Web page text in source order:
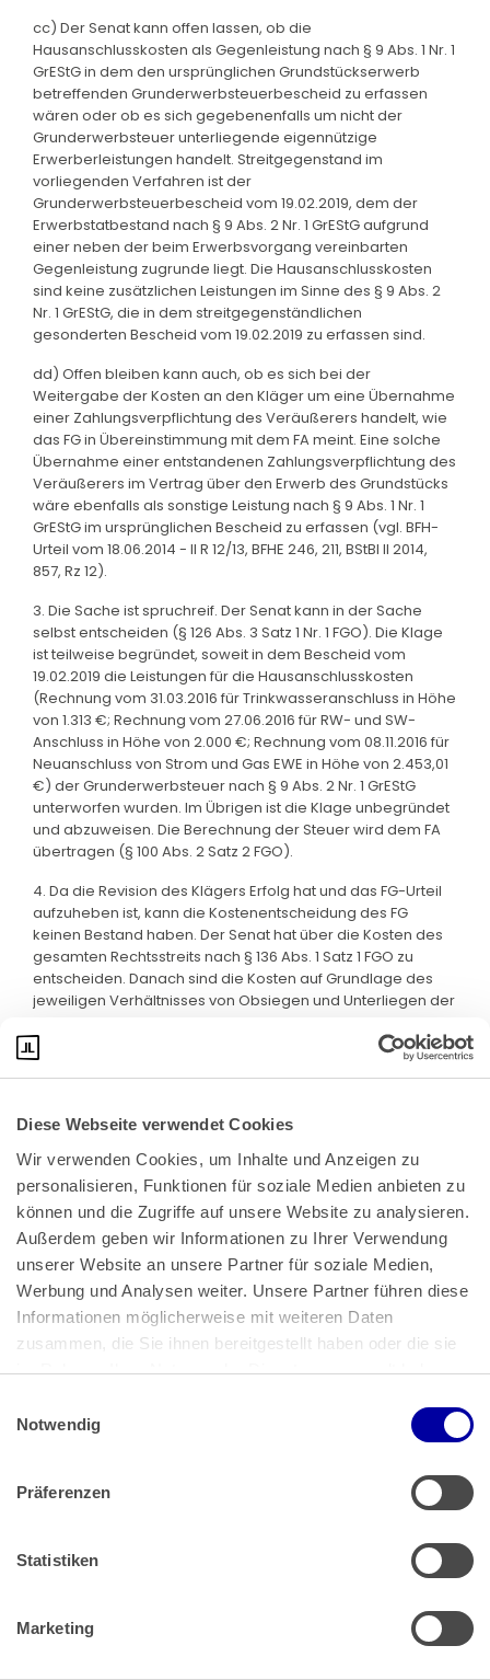
Diese Webseite verwendet Cookies
Wir verwenden Cookies, um Inhalte und Anzeigen zu
personalisieren, Funktionen für soziale Medien anbieten zu
können und die Zugriffe auf unsere Website zu analysieren.
Außerdem geben wir Informationen zu Ihrer Verwendung
unserer Website an unsere Partner für soziale Medien,
Werbung und Analysen weiter. Unsere Partner führen diese
Informationen möglicherweise mit weiteren Daten
zusammen, die Sie ihnen bereitgestellt haben oder die sie
im Rahmen Ihrer Nutzung der Dienste gesammelt haben.
Impressum
Notwendig
Präferenzen
Statistiken
Marketing
cc) Der Senat kann offen lassen, ob die
Hausanschlusskosten als Gegenleistung nach § 9 Abs. 1 Nr. 1
GrEStG in dem den ursprünglichen Grundstückserwerb
betreffenden Grunderwerbsteuerbescheid zu erfassen
wären oder ob es sich gegebenenfalls um nicht der
Grunderwerbsteuer unterliegende eigennützige
Erwerberleistungen handelt. Streitgegenstand im
vorliegenden Verfahren ist der
Grunderwerbsteuerbescheid vom 19.02.2019, dem der
Erwerbstatbestand nach § 9 Abs. 2 Nr. 1 GrEStG aufgrund
einer neben der beim Erwerbsvorgang vereinbarten
Gegenleistung zugrunde liegt. Die Hausanschlusskosten
sind keine zusätzlichen Leistungen im Sinne des § 9 Abs. 2
Nr. 1 GrEStG, die in dem streitgegenständlichen
gesonderten Bescheid vom 19.02.2019 zu erfassen sind.
dd) Offen bleiben kann auch, ob es sich bei der
Weitergabe der Kosten an den Kläger um eine Übernahme
einer Zahlungsverpflichtung des Veräußerers handelt, wie
das FG in Übereinstimmung mit dem FA meint. Eine solche
Übernahme einer entstandenen Zahlungsverpflichtung des
Veräußerers im Vertrag über den Erwerb des Grundstücks
wäre ebenfalls als sonstige Leistung nach § 9 Abs. 1 Nr. 1
GrEStG im ursprünglichen Bescheid zu erfassen (vgl. BFH-
Urteil vom 18.06.2014 - II R 12/13, BFHE 246, 211, BStBl II 2014,
857, Rz 12).
3. Die Sache ist spruchreif. Der Senat kann in der Sache
selbst entscheiden (§ 126 Abs. 3 Satz 1 Nr. 1 FGO). Die Klage
ist teilweise begründet, soweit in dem Bescheid vom
19.02.2019 die Leistungen für die Hausanschlusskosten
(Rechnung vom 31.03.2016 für Trinkwasseranschluss in Höhe
von 1.313 €; Rechnung vom 27.06.2016 für RW- und SW-
Anschluss in Höhe von 2.000 €; Rechnung vom 08.11.2016 für
Neuanschluss von Strom und Gas EWE in Höhe von 2.453,01
€) der Grunderwerbsteuer nach § 9 Abs. 2 Nr. 1 GrEStG
unterworfen wurden. Im Übrigen ist die Klage unbegründet
und abzuweisen. Die Berechnung der Steuer wird dem FA
übertragen (§ 100 Abs. 2 Satz 2 FGO).
4. Da die Revision des Klägers Erfolg hat und das FG-Urteil
aufzuheben ist, kann die Kostenentscheidung des FG
keinen Bestand haben. Der Senat hat über die Kosten des
gesamten Rechtsstreits nach § 136 Abs. 1 Satz 1 FGO zu
entscheiden. Danach sind die Kosten auf Grundlage des
jeweiligen Verhältnisses von Obsiegen und Unterliegen der
Bundeskanzlerplatz 2
53113 Bonn
Pressemitteilungen|AGB
Impressum|Datenschutz
Muster Widerrufsformular (PDF)
Barrierefreiheit